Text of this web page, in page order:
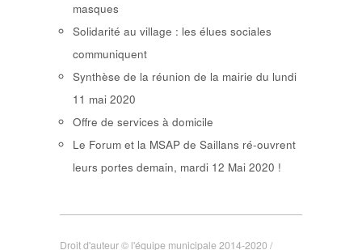
masques
Solidarité au village : les élues sociales
communiquent
Synthèse de la réunion de la mairie du lundi
11 mai 2020
Offre de services à domicile
Le Forum et la MSAP de Saillans ré-ouvrent
leurs portes demain, mardi 12 Mai 2020 !
Droit d'auteur © l'équipe municipale 2014-2020 /